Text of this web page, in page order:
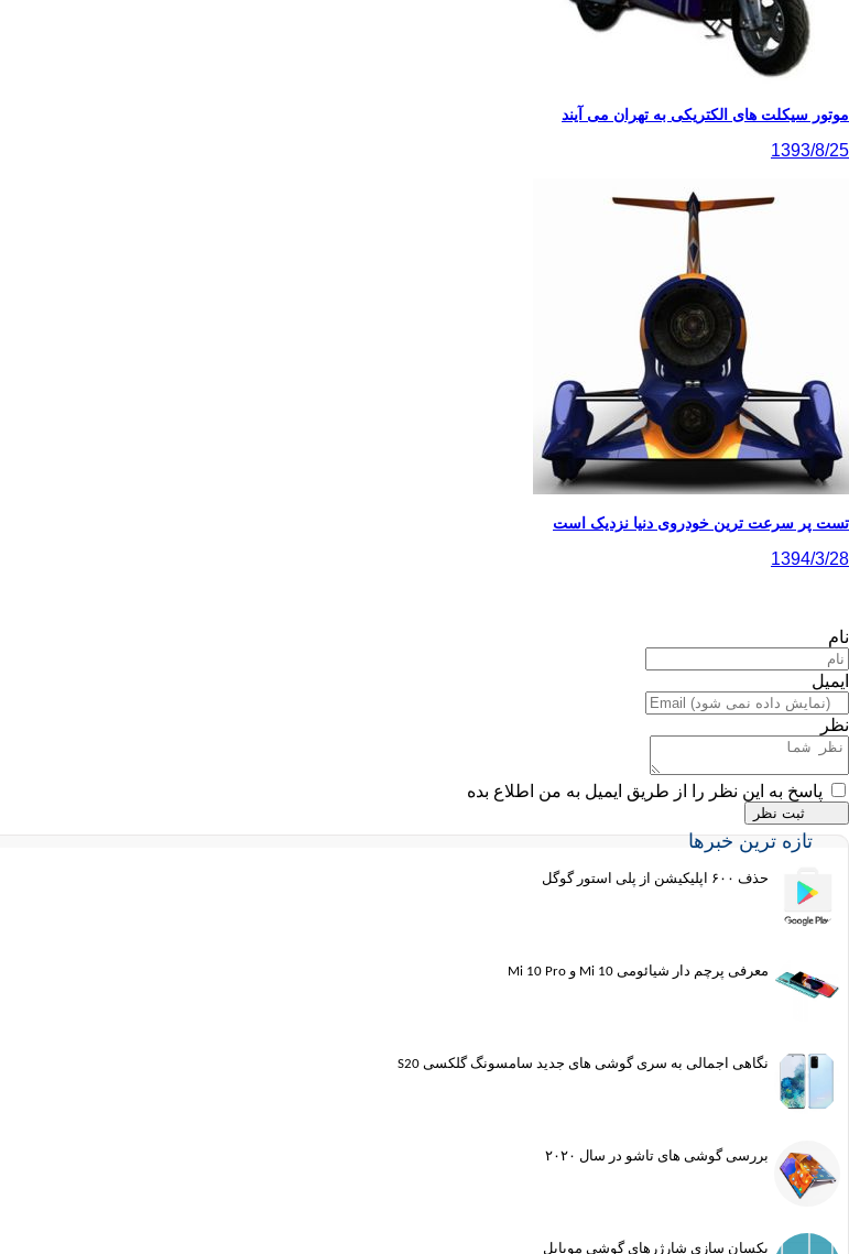
موتور سیکلت های الکتریکی به تهران می آیند
1393/8/25
تست پر سرعت ترین خودروی دنیا نزدیک است
1394/3/28
نام
ایمیل
نظر
پاسخ به این نظر را از طریق ایمیل به من اطلاع بده
تازه ترین خبرها
حذف ۶۰۰ اپلیکیشن از پلی استور گوگل
معرفی پرچم دار شیائومی Mi 10 و Mi 10 Pro
نگاهی اجمالی به سری گوشی های جدید سامسونگ گلکسی S20
بررسی گوشی های تاشو در سال ۲۰۲۰
یکسان سازی شارژرهای گوشی موبایل